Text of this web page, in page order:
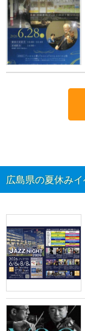
広島県の夏休み